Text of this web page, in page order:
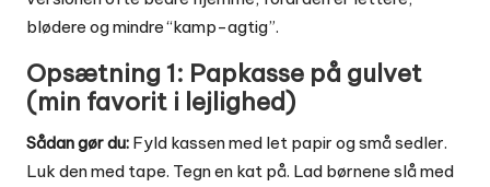
blødere og mindre “kamp-agtig”.
Opsætning 1: Papkasse på gulvet
(min favorit i lejlighed)
Sådan gør du: Fyld kassen med let papir og små sedler.
Luk den med tape. Tegn en kat på. Lad børnene slå med